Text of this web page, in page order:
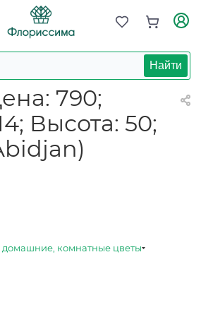
Найти
790;
Высота: 50;
домашние, комнатные цветы